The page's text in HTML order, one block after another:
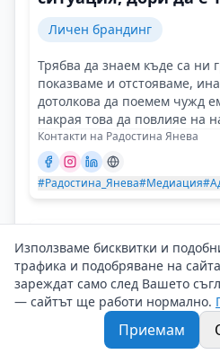
Личен брандинг
Трябва да знаем къде са ни
показваме и отстояваме,
дотолкова да поемем чужд
накрая това да повлияе на
Контакти на Радостина Янева
#Радостина_Янева#Медиация
Използваме бисквитки и
трафика и подобряване на
зареждат само след Вашето
— сайтът ще работи нормално.
Приемам